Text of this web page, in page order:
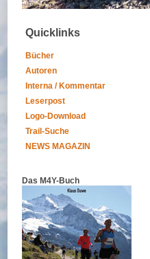
Quicklinks
Bücher
Autoren
Interna / Kommentar
Leserpost
Logo-Download
Trail-Suche
NEWS MAGAZIN
Das M4Y-Buch